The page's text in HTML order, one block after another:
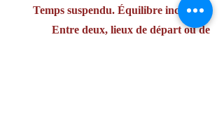
Temps suspendu. Équilibre incertain.
Entre deux, lieux de départ ou de